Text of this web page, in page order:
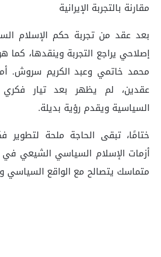
مقارنة بالتجربة الإيرانية
بعد عقد من تجربة حكم الإسلام
إصلاحي يراجع التجربة وينقدها،
محمد خاتمي وعبد الكريم سروش.
عقدين، لم يظهر بعد تيار فكري
السياسية ويقدم رؤية بديلة.
ختامًا، تبقى الحاجة ملحة لتطوير
أزمات الإسلام السياسي الشيعي
متماسك يتصالح مع الواقع السياسي